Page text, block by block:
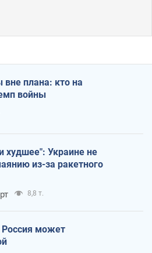
вне плана: кто на
войны
Украине не
из-за ракетного
8,8 т.
Россия может